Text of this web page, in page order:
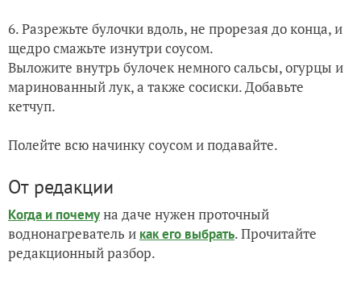
6. Разрежьте булочки вдоль, не прорезая до конца, и
щедро смажьте изнутри соусом.
Выложите внутрь булочек немного сальсы, огурцы и
маринованный лук, а также сосиски. Добавьте
кетчуп.
Полейте всю начинку соусом и подавайте.
От редакции
Когда и почемуна даче нужен проточный
воднонагреватель и как его выбрать. Прочитайте
редакционный разбор.